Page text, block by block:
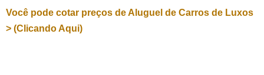
Você pode cotar preços de Aluguel de Carros de Luxos
> (Clicando Aqui)